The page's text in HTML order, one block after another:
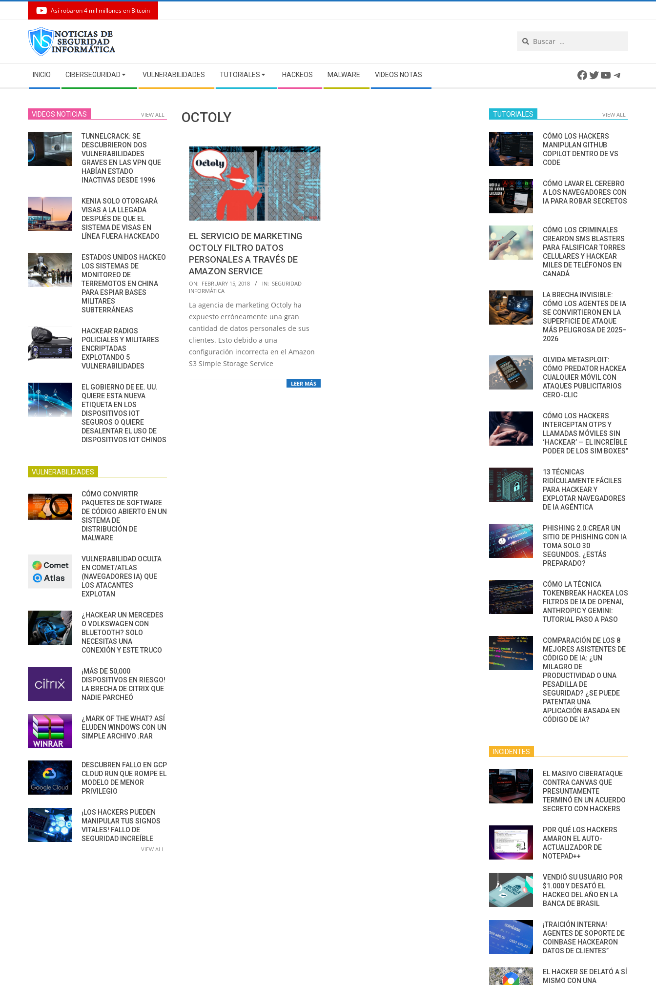
Así robaron 4 mil millones en Bitcoin
Navigation
Menu
INICIO CIBERSEGURIDAD VULNERABILIDADES TUTORIALES HACKEOS MALWARE VIDEOS NOTAS Facebook
Twitter
YouTube
OCTOLY
EL SERVICIO DE MARKETING
OCTOLY FILTRO DATOS
PERSONALES A TRAVÉS DE
AMAZON SERVICE
2018-
02-
15
ON: FEBRUARY 15, 2018 IN: SEGURIDAD
INFORMÁTICA
La agencia de marketing Octoly ha
expuesto erróneamente una gran
cantidad de datos personales de sus
clientes. Esto debido a una
configuración incorrecta en el Amazon
S3 Simple Storage Service
LEER MÁS
VIDEOS NOTICIAS VIEW ALL
TUNNELCRACK: SE
DESCUBRIERON DOS
VULNERABILIDADES
GRAVES EN LAS VPN QUE
HABÍAN ESTADO
INACTIVAS DESDE 1996
KENIA SOLO OTORGARÁ
VISAS A LA LLEGADA
DESPUÉS DE QUE EL
SISTEMA DE VISAS EN
LÍNEA FUERA HACKEADO
ESTADOS UNIDOS HACKEO
LOS SISTEMAS DE
MONITOREO DE
TERREMOTOS EN CHINA
PARA ESPIAR BASES
MILITARES
SUBTERRÁNEAS
HACKEAR RADIOS
POLICIALES Y MILITARES
ENCRIPTADAS
EXPLOTANDO 5
VULNERABILIDADES
EL GOBIERNO DE EE. UU.
QUIERE ESTA NUEVA
ETIQUETA EN LOS
DISPOSITIVOS IOT
SEGUROS O QUIERE
DESALENTAR EL USO DE
DISPOSITIVOS IOT CHINOS
VULNERABILIDADES
CÓMO CONVIRTIR
PAQUETES DE SOFTWARE
DE CÓDIGO ABIERTO EN UN
SISTEMA DE
DISTRIBUCIÓN DE
MALWARE
VULNERABILIDAD OCULTA
EN COMET/ATLAS
(NAVEGADORES IA) QUE
LOS ATACANTES
EXPLOTAN
¿HACKEAR UN MERCEDES
O VOLKSWAGEN CON
BLUETOOTH? SOLO
NECESITAS UNA
CONEXIÓN Y ESTE TRUCO
¡MÁS DE 50,000
DISPOSITIVOS EN RIESGO!
LA BRECHA DE CITRIX QUE
NADIE PARCHEÓ
¿MARK OF THE WHAT? ASÍ
ELUDEN WINDOWS CON UN
SIMPLE ARCHIVO .RAR
DESCUBREN FALLO EN GCP
CLOUD RUN QUE ROMPE EL
MODELO DE MENOR
PRIVILEGIO
¡LOS HACKERS PUEDEN
MANIPULAR TUS SIGNOS
VITALES! FALLO DE
SEGURIDAD INCREÍBLE
VIEW ALL
TUTORIALES VIEW ALL
CÓMO LOS HACKERS
MANIPULAN GITHUB
COPILOT DENTRO DE VS
CODE
CÓMO LAVAR EL CEREBRO
A LOS NAVEGADORES CON
IA PARA ROBAR SECRETOS
CÓMO LOS CRIMINALES
CREARON SMS BLASTERS
PARA FALSIFICAR TORRES
CELULARES Y HACKEAR
MILES DE TELÉFONOS EN
CANADÁ
LA BRECHA INVISIBLE:
CÓMO LOS AGENTES DE IA
SE CONVIRTIERON EN LA
SUPERFICIE DE ATAQUE
MÁS PELIGROSA DE 2025–
2026
OLVIDA METASPLOIT:
CÓMO PREDATOR HACKEA
CUALQUIER MÓVIL CON
ATAQUES PUBLICITARIOS
CERO-CLIC
CÓMO LOS HACKERS
INTERCEPTAN OTPS Y
LLAMADAS MÓVILES SIN
‘HACKEAR’ — EL INCREÍBLE
PODER DE LOS SIM BOXES”
13 TÉCNICAS
RIDÍCULAMENTE FÁCILES
PARA HACKEAR Y
EXPLOTAR NAVEGADORES
DE IA AGÉNTICA
PHISHING 2.0:CREAR UN
SITIO DE PHISHING CON IA
TOMA SOLO 30
SEGUNDOS. ¿ESTÁS
PREPARADO?
CÓMO LA TÉCNICA
TOKENBREAK HACKEA LOS
FILTROS DE IA DE OPENAI,
ANTHROPIC Y GEMINI:
TUTORIAL PASO A PASO
COMPARACIÓN DE LOS 8
MEJORES ASISTENTES DE
CÓDIGO DE IA: ¿UN
MILAGRO DE
PRODUCTIVIDAD O UNA
PESADILLA DE
SEGURIDAD? ¿SE PUEDE
PATENTAR UNA
APLICACIÓN BASADA EN
CÓDIGO DE IA?
INCIDENTES
EL MASIVO CIBERATAQUE
CONTRA CANVAS QUE
PRESUNTAMENTE
TERMINÓ EN UN ACUERDO
SECRETO CON HACKERS
POR QUÉ LOS HACKERS
AMARON EL AUTO-
ACTUALIZADOR DE
NOTEPAD++
VENDIÓ SU USUARIO POR
$1.000 Y DESATÓ EL
HACKEO DEL AÑO EN LA
BANCA DE BRASIL
¡TRAICIÓN INTERNA!
AGENTES DE SOPORTE DE
COINBASE HACKEARON
DATOS DE CLIENTES”
EL HACKER SE DELATÓ A SÍ
MISMO CON UNA